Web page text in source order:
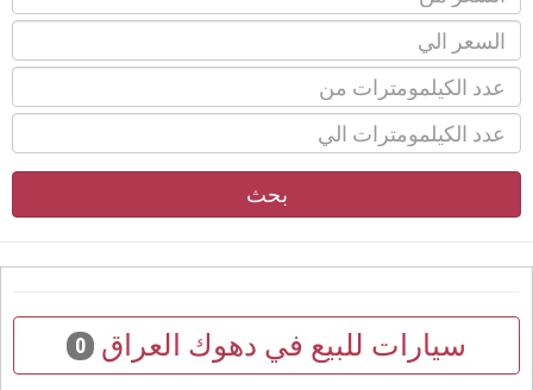
بحث
سيارات للبيع في دهوك العراق 0